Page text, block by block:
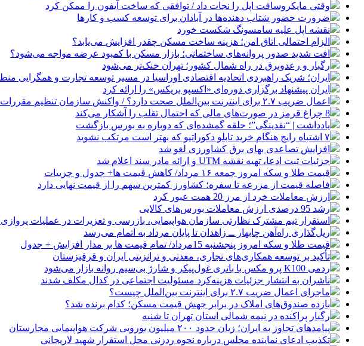
وقتی مایکروسافت اپل را نجات داد / توافقی که ساخت آیفون را ممکن کرد
ضرورت حضور شتاب ‌دهنده‌ها در آبادان برای توسعه کسب‌ و کارها
نقشه اپل علیه سامسونگ شکست خورد
الزام احتمالی اتاق امن؛ هزینه ساخت مسکن چقدر افزایش می‌یابد؟
افت شدید صدور پروانه‌های ساختمانی؛ بازار مسکن با کمبود عرضه مواجه می‌شود؟
رگبار و رعدوبرق در راه شمال کشور؛ تهران خنک‌تر می‌شود
ایران؛ شریک راهبردی اتحادیه اقتصادی اوراسیا در مسیر توسعه تجارت و همگرایی
ایران پیشنهاد برگزاری دوره‌ای «اکسپو بریکس» را ارائه کرد
اعمال ضریب ۲.۷ برای اینترنت بین‌الملل صحت دارد؟ / واکنش سازمان تنظیم مقررات
8 چراغ قرمز در صورت‌های مالی که احتمال تقلب را آشکار می‌کند
یادداشت | “نقدینگی”؛ حلقه گمشده‌ای که دوباره به بورس بازگشت
۷ اشتباه رایج هنگام خرید تابلو دکوراتیو که بهتر است مرتکب نشوید
افزایش تصاعدی بهای برق کشاورزی لغو شد
جزئیات ثبت ادعا، تهیه نقشه UTM و ارائه مادر سند اعلام شد
قیمت طلا و سکه امروز جمعه ۱۶ مرداد/ کاهش قیمت ها+ جدول و جزییات
فاصله قیمت از مزرعه تا سفره؛ کشاورز کمترین سهم را از قیمت نهایی دارد
ارزش معاملات خرد از مرز 20 همت عبور کرد
رشد 95 درصدی ارزش معاملات بورس‌های کالایی
استقرار تیم مشترک نظارتی سازمان هواپیمایی، بازرسی و تعزیرات در عملیات پروازی
ریل‌گذاری راه‌آهن چابهار ــ زاهدان تا پایان مرداد به اتمام می‌رسد
قیمت طلا و سکه امروز پنجشنبه 15مرداد/ تمام قیمت ها بر مدار افزایش + جدول
تأکید بر توسعه همکاری‌های تجاری، معدنی و ترانزیتی ایران و قرقیزستان
ردمی K100 پرو مکس با باتری غول‌پیکر و شارژ بی‌سیم روانه بازار می‌شود
ناشران به انتشار جزئیات هزینه‌کرد مسئولیت اجتماعی در کدال مکلف شدند
ماجرای اعمال ضریب ۲.۷ برای اینترنت بین‌الملل چیست؟
بازده صندوق‌های املاک در برابر جهش قیمت مسکن؛ کدام برنده شد؟
رگبار پراکنده در نیمه شمالی استان تهران تا شنبه
پیامدهای تجاوز به ایران؛ زیان حدود ۲۰۰ میلیون یورویی شرکت هواپیمایی مجارستان
تکذیب ادعای نماینده مجلس درباره نحوه ردزنی محل استقرار شهید لاریجانی